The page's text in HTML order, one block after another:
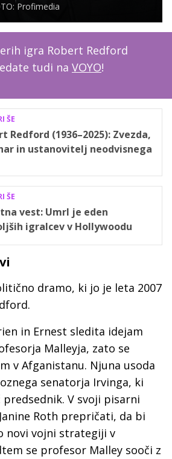
Profimedia
igra Robert Redford
tudi na VOYO!
ŠE
Redford (1936–2025): Zvezda,
in ustanovitelj neodvisnega
ŠE
vest: Umrl je eden
igralcev v Hollywoodu
dramo, ki jo je leta 2007
in Ernest sledita idejam
Malleyja, zato se
v Afganistanu. Njuna usoda
senatorja Irvinga, ki
V svoji pisarni
Roth prepričati, da bi
novi vojni strategiji v
se profesor Malley sooči z